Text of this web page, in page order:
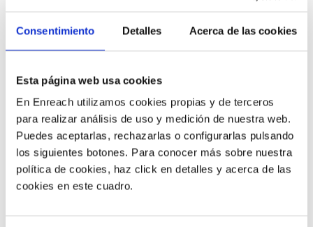
Consentimiento Detalles Acerca de las cookies
Esta página web usa cookies
En Enreach utilizamos cookies propias y de terceros
para realizar análisis de uso y medición de nuestra web.
Puedes aceptarlas, rechazarlas o configurarlas pulsando
los siguientes botones. Para conocer más sobre nuestra
política de cookies, haz click en detalles y acerca de las
cookies en este cuadro.
9 métricas de call center para medir
la satisfacción del cliente
11/06/2026